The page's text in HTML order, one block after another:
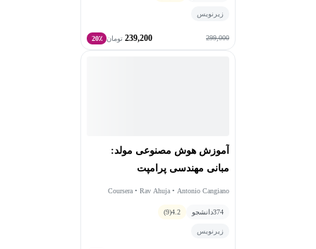
زیرنویس
299,000
239,200 تومان 20٪
آموزش هوش مصنوعی مولد:
مبانی مهندسی پرامپت
Coursera • Rav Ahuja • Antonio Cangiano
374دانشجو 4.2
(9)
زیرنویس